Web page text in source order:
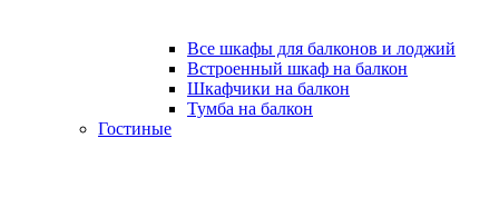
Все шкафы для балконов и лоджий
Встроенный шкаф на балкон
Шкафчики на балкон
Тумба на балкон
Гостиные